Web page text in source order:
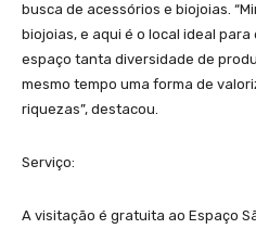
busca de acessórios e biojoias.
biojoias, e aqui é o local ideal
espaço tanta diversidade de
mesmo tempo uma forma de
riquezas”, destacou.
Serviço:
A visitação é gratuita ao Espaço